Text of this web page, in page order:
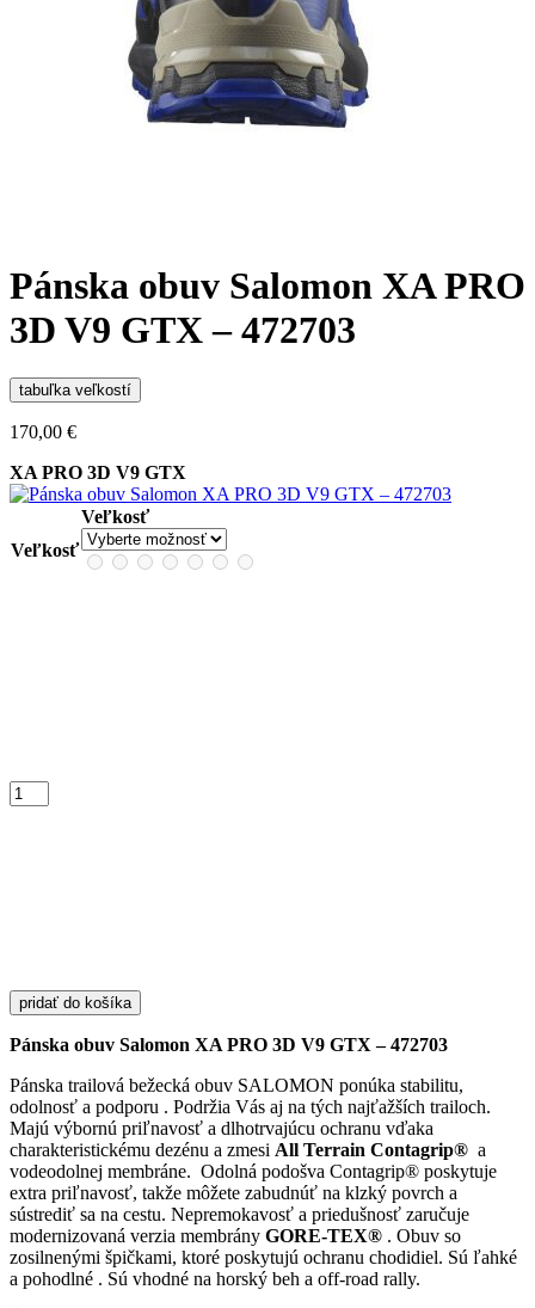
Pánska obuv Salomon XA PRO
3D V9 GTX – 472703
tabuľka veľkostí
170,00 €
XA PRO 3D V9 GTX
Veľkosť
Veľkosť
množstvo
Pánska
472703
pridať do košíka
Pánska obuv Salomon XA PRO 3D V9 GTX – 472703
Pánska trailová bežecká obuv SALOMON ponúka stabilitu,
odolnosť a podporu . Podržia Vás aj na tých najťažších trailoch.
Majú výbornú priľnavosť a dlhotrvajúcu ochranu vďaka
charakteristickému dezénu a zmesi All Terrain Contagrip® a
vodeodolnej membráne. Odolná podošva Contagrip® poskytuje
extra priľnavosť, takže môžete zabudnúť na klzký povrch a
sústrediť sa na cestu. Nepremokavosť a priedušnosť zaručuje
modernizovaná verzia membrány GORE-TEX® . Obuv so
zosilnenými špičkami, ktoré poskytujú ochranu chodidiel. Sú ľahké
a pohodlné . Sú vhodné na horský beh a off-road rally.